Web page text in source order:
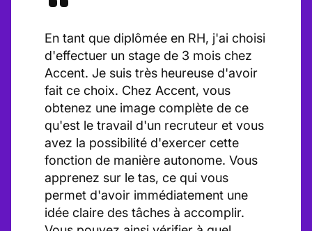
En tant que diplômée en RH, j'ai choisi
d'effectuer un stage de 3 mois chez
Accent. Je suis très heureuse d'avoir
fait ce choix. Chez Accent, vous
obtenez une image complète de ce
qu'est le travail d'un recruteur et vous
avez la possibilité d'exercer cette
fonction de manière autonome. Vous
apprenez sur le tas, ce qui vous
permet d'avoir immédiatement une
idée claire des tâches à accomplir.